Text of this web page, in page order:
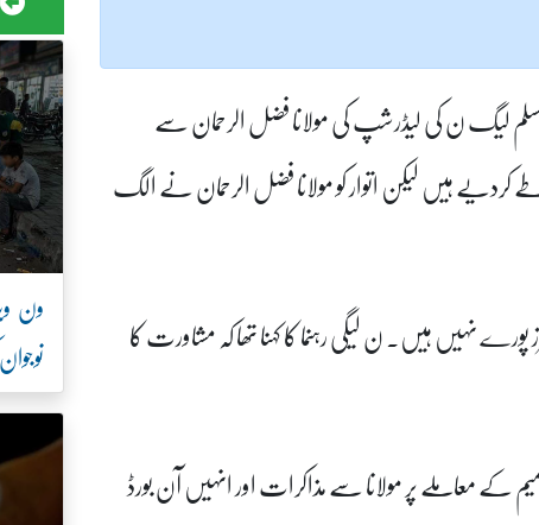
لیگ ن کی لیڈرشپ کی مولانا فضل الرحمان سے
کردیے ہیں لیکن اتوار کو مولانا فضل الرحمان نے الگ
نہیں ہیں۔ ن لیگی رہنما کا کہنا تھا کہ مشاورت کا
کے معاملے پر مولانا سے مذاکرات اور انہیں آن بورڈ